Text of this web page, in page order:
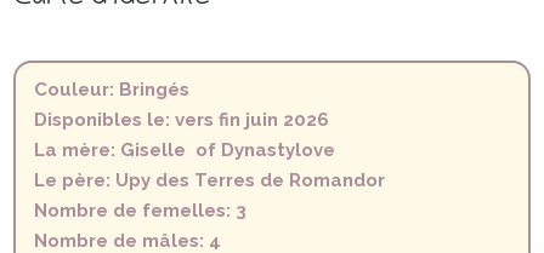
Couleur: Bringés
Disponibles le:vers fin juin 2026
La mère: Giselle of Dynastylove
Le père: Upy des Terres de Romandor
Nombre de femelles: 3
Nombre de mâles: 4